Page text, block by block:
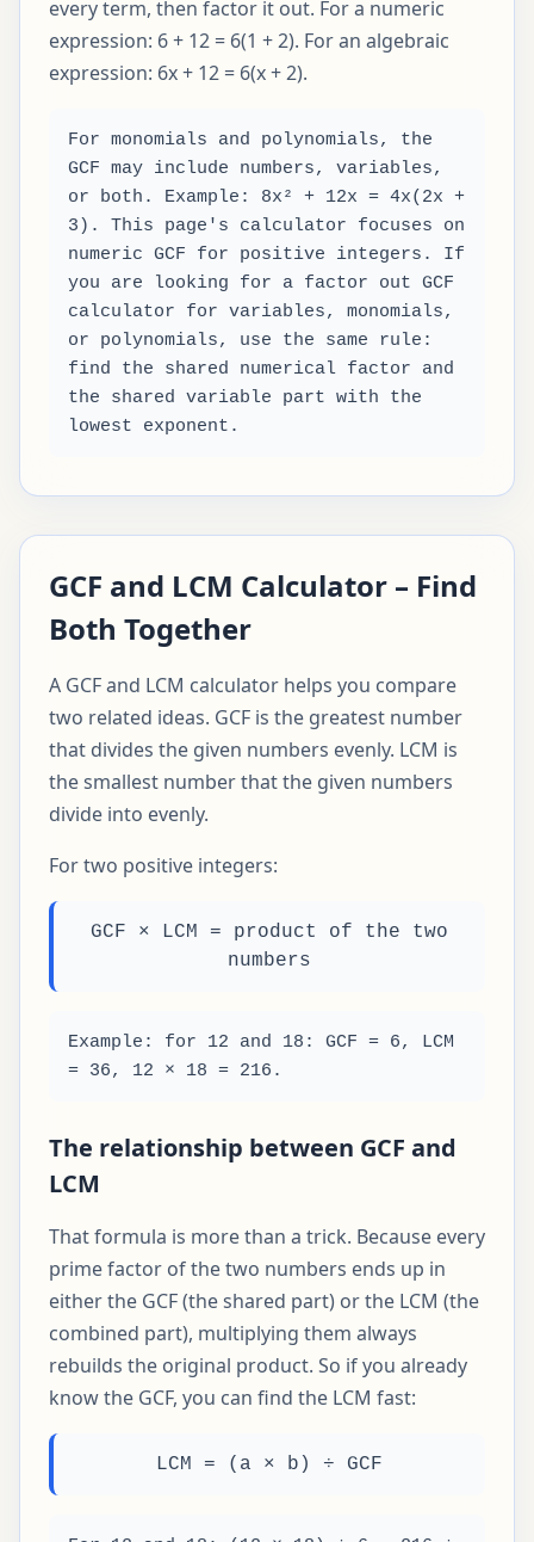
every term, then factor it out. For a numeric
expression: 6 + 12 = 6(1 + 2). For an algebraic
expression: 6x + 12 = 6(x + 2).
For monomials and polynomials, the
GCF may include numbers, variables,
or both. Example: 8x² + 12x = 4x(2x +
3). This page's calculator focuses on
numeric GCF for positive integers. If
you are looking for a factor out GCF
calculator for variables, monomials,
or polynomials, use the same rule:
find the shared numerical factor and
the shared variable part with the
lowest exponent.
GCF and LCM Calculator – Find
Both Together
A GCF and LCM calculator helps you compare
two related ideas. GCF is the greatest number
that divides the given numbers evenly. LCM is
the smallest number that the given numbers
divide into evenly.
For two positive integers:
GCF × LCM = product of the two
numbers
Example: for 12 and 18: GCF = 6, LCM
= 36, 12 × 18 = 216.
The relationship between GCF and
LCM
That formula is more than a trick. Because every
prime factor of the two numbers ends up in
either the GCF (the shared part) or the LCM (the
combined part), multiplying them always
rebuilds the original product. So if you already
know the GCF, you can find the LCM fast:
LCM = (a × b) ÷ GCF